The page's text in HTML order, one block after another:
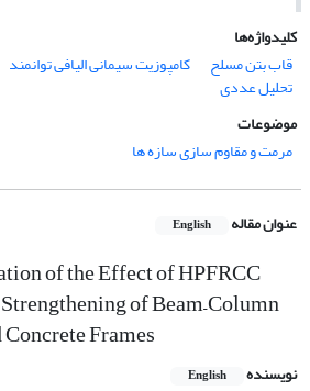
کلیدواژه‌ها
قاب بتن مسلح
کامپوزیت سیمانی الیافی توانمند
تحلیل عددی
موضوعات
مرمت و مقاوم سازی سازه ها
عنوان مقاله English
of the Effect of HPFRCC
of Beam–Column
Frames
نویسنده English